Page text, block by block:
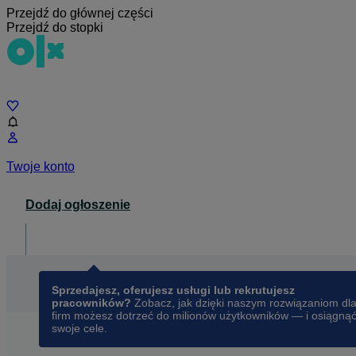
Przejdź do głównej części
Przejdź do stopki
Twoje konto
Dodaj ogłoszenie
Sprzedajesz, oferujesz usługi lub rekrutujesz
pracowników? Zobacz, jak dzięki naszym rozwiązaniom dla
firm możesz dotrzeć do milionów użytkowników — i osiągnąć
swoje cele.